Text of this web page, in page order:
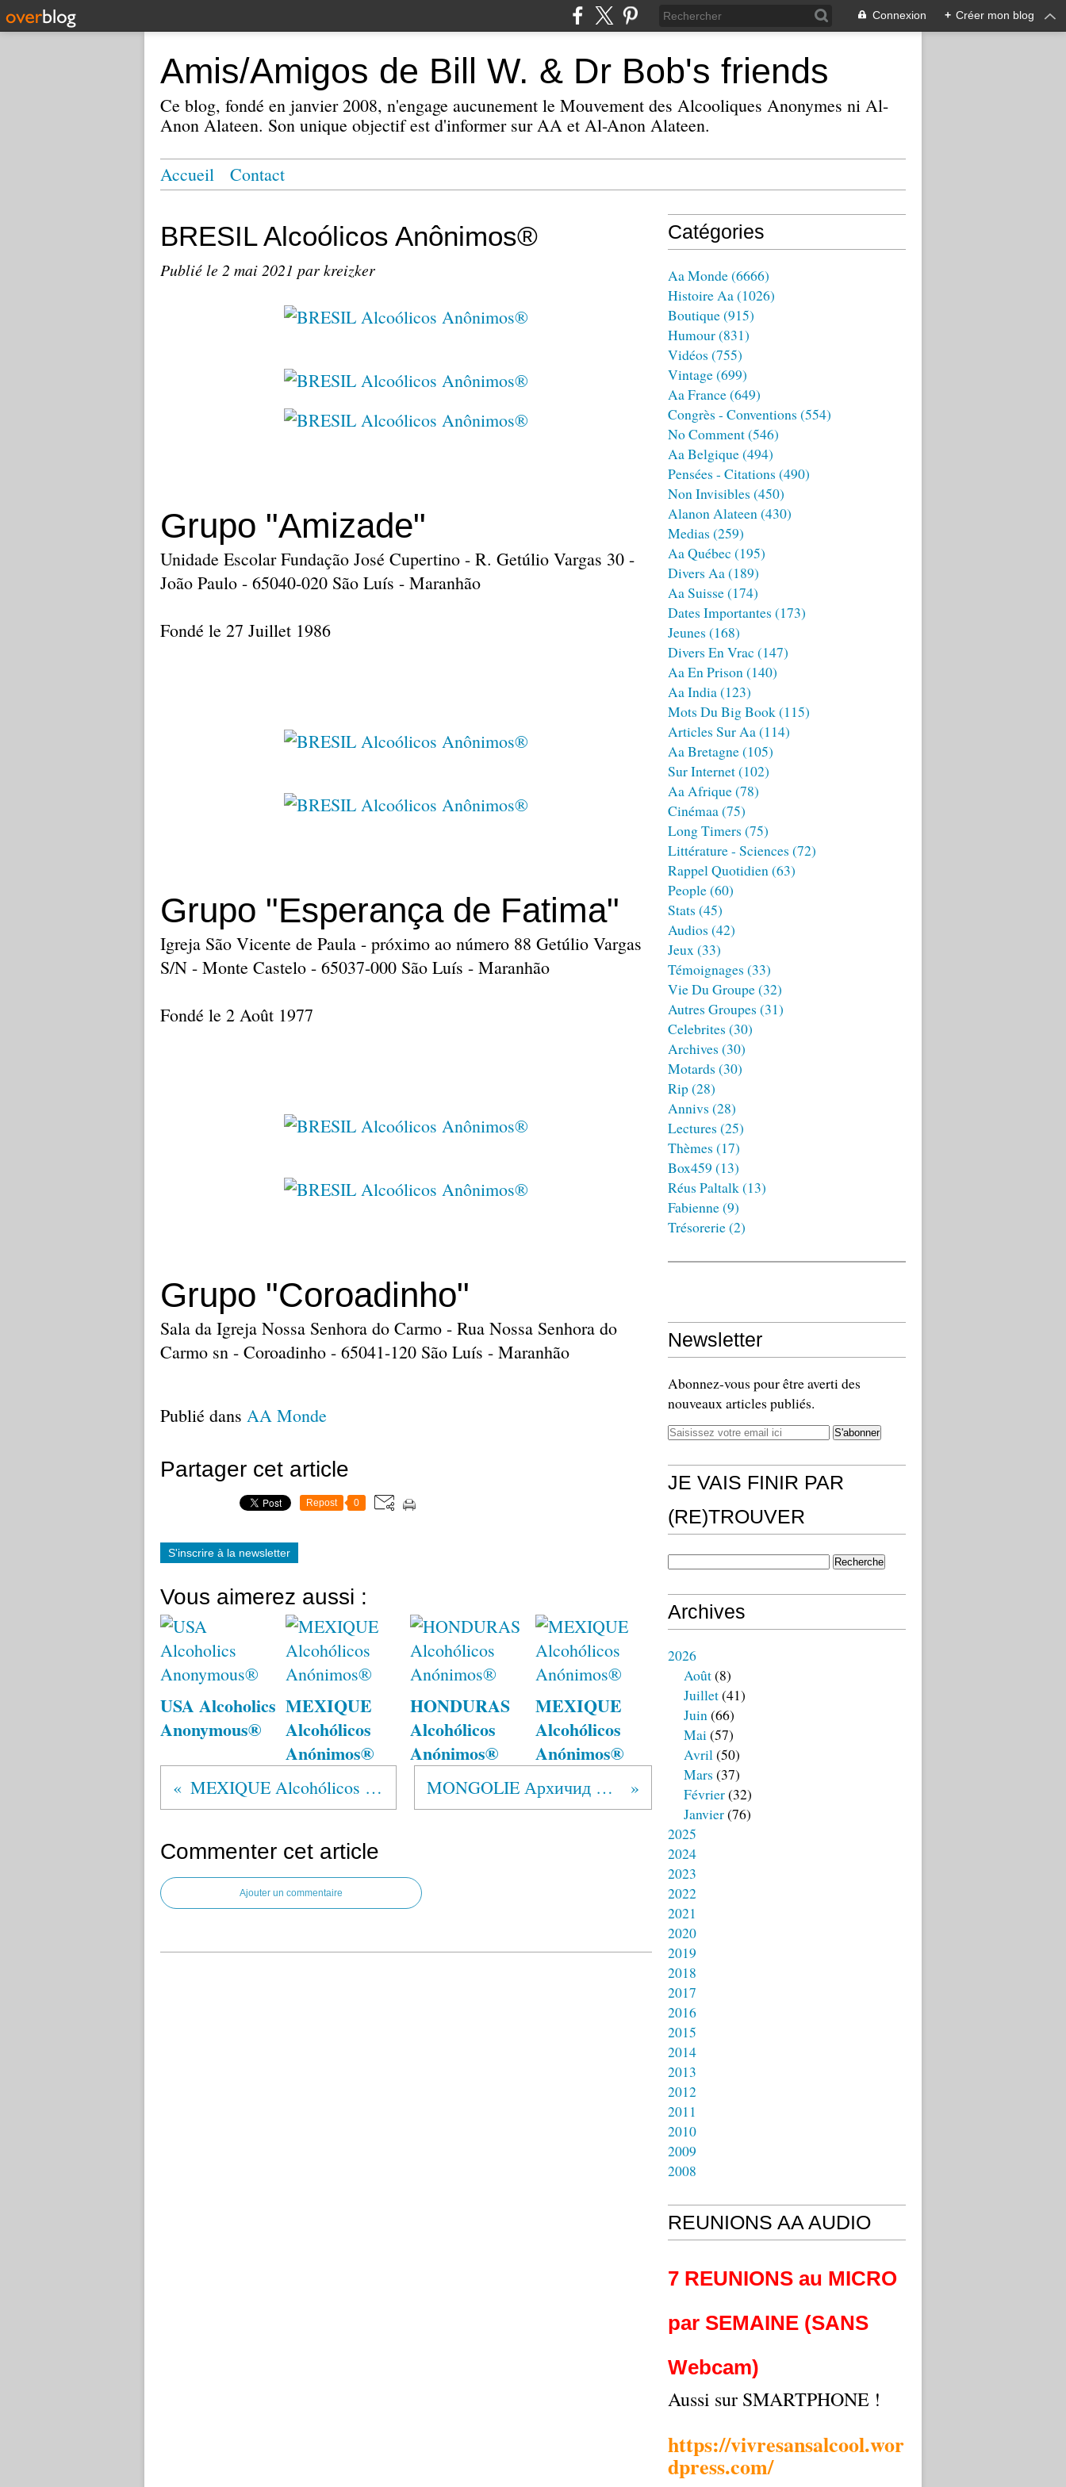
Connexion + Créer mon blog
Amis/Amigos de Bill W. & Dr Bob's friends
Ce blog, fondé en janvier 2008, n'engage aucunement le Mouvement des Alcooliques Anonymes ni Al-
Anon Alateen. Son unique objectif est d'informer sur AA et Al-Anon Alateen.
Accueil Contact
BRESIL Alcoólicos Anônimos®
Publié le 2 mai 2021 par kreizker
Grupo "Amizade"
Unidade Escolar Fundação José Cupertino - R. Getúlio Vargas 30 -
João Paulo - 65040-020 São Luís - Maranhão
Fondé le 27 Juillet 1986
Grupo "Esperança de Fatima"
Igreja São Vicente de Paula - próximo ao número 88 Getúlio Vargas
S/N - Monte Castelo - 65037-000 São Luís - Maranhão
Fondé le 2 Août 1977
Grupo "Coroadinho"
Sala da Igreja Nossa Senhora do Carmo - Rua Nossa Senhora do
Carmo sn - Coroadinho - 65041-120 São Luís - Maranhão
Publié dans AA Monde
Partager cet article
Repost 0
S'inscrire à la newsletter
Vous aimerez aussi :
USA Alcoholics
Anonymous®
MEXIQUE
Alcohólicos
Anónimos®
HONDURAS
Alcohólicos
Anónimos®
MEXIQUE
Alcohólicos
Anónimos®
MEXIQUE Alcohólicos Anónimos® MONGOLIE Архичид Аминчлахуй
Commenter cet article
Ajouter un commentaire
Catégories
Aa Monde(6666)
Histoire Aa(1026)
Boutique(915)
Humour(831)
Vidéos (755)
Vintage(699)
Aa France(649)
Congrès - Conventions (554)
No Comment(546)
Aa Belgique(494)
Pensées - Citations (490)
Non Invisibles (450)
Alanon Alateen(430)
Medias (259)
Aa Québec (195)
Divers Aa(189)
Aa Suisse(174)
Dates Importantes (173)
Jeunes (168)
Divers En Vrac (147)
Aa En Prison(140)
Aa India(123)
Mots Du Big Book(115)
Articles Sur Aa(114)
Aa Bretagne(105)
Sur Internet(102)
Aa Afrique(78)
Cinémaa(75)
Long Timers (75)
Littérature - Sciences (72)
Rappel Quotidien(63)
People(60)
Stats (45)
Audios (42)
Jeux(33)
Témoignages (33)
Vie Du Groupe(32)
Autres Groupes (31)
Celebrites (30)
Archives (30)
Motards (30)
Rip(28)
Annivs (28)
Lectures (25)
Thèmes (17)
Box459 (13)
Réus Paltalk(13)
Fabienne(9)
Trésorerie(2)
Newsletter
Abonnez-vous pour être averti des
nouveaux articles publiés.
JE VAIS FINIR PAR
(RE)TROUVER
Archives
2026
Août(8)
Juillet(41)
Juin(66)
Mai(57)
Avril(50)
Mars (37)
Février(32)
Janvier(76)
2025
2024
2023
2022
2021
2020
2019
2018
2017
2016
2015
2014
2013
2012
2011
2010
2009
2008
REUNIONS AA AUDIO
7 REUNIONS au MICRO
par SEMAINE (SANS
Webcam)
Aussi sur SMARTPHONE !
https://vivresansalcool.wor
dpress.com/